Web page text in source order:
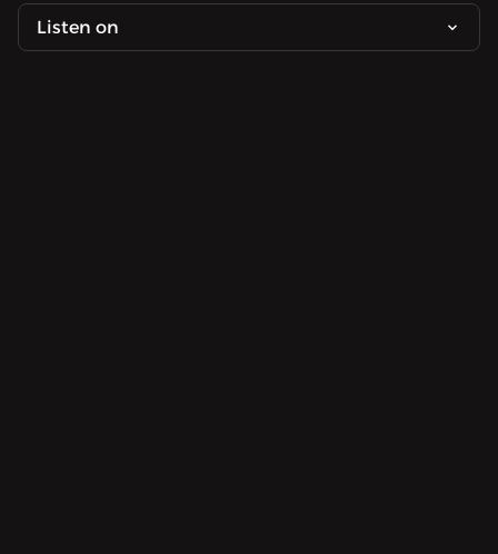
Listen on